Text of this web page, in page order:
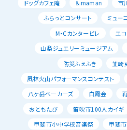
ドッグカフェ庵
＆maman 市
ふらっとコンサート
ミュー
M・Cカンタービレ
エ
山梨ジュエリーミュージアム
防災ふえふき
韮崎
風林火山パフォーマンスコンテスト
八ヶ岳ベーカーズ
白鳳会
おともたび
笛吹市100人カイギ
甲斐市小中学校音楽祭
甲斐